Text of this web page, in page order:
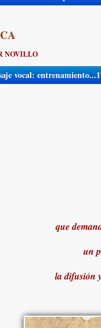
NOVILLO
vocal:
que
un
la difusión